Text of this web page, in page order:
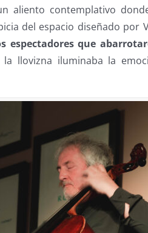
aliento contemplativo
del espacio diseñado por
espectadores que
llovizna iluminaba la